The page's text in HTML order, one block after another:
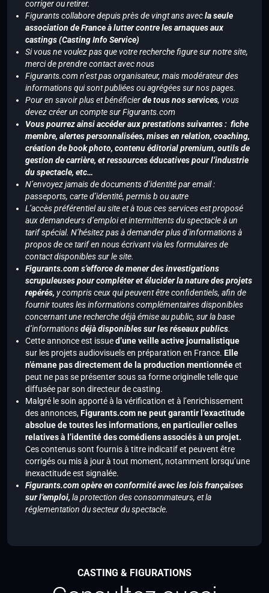
corriger ou retirer.
Figurants collabore depuis près de vingt ans avecla seule
association de France à lutter contre les arnaques aux
castings (Casting Info Service)
Si vous ne voulez pas que votre recherche figure sur notre site,
merci de prendre contact avec nous
Figurants.com n’est pas organisateur, mais modérateur des
informations qui sont publiées ou agrégées sur nos pages.
Pour en savoir plus et bénéficierde tous nos services, vous
devez créer un compte sur Figurants.com
Vous pourrez ainsi accéder aux prestations suivantes : fiche
membre, alertes personnalisées, mises en relation, coaching,
création de book photo, contenu éditorial premium, outils de
gestion de carrière, et ressources éducatives pour l’industrie
du spectacle, etc…
N’envoyez jamais de documents d’identité par email :
passeports, carte d’identité, permis b ou autre
L’accès préférentiel au site et à tous ces services est proposé
aux demandeurs d’emploi et intermittents du spectacle à un
tarif spécial. N’hésitez pas à demander plus d’informations à
propos de ce tarif en nous écrivant via les formulaires de
contact disponibles sur le site.
Figurants.com s’efforce de mener des investigations
scrupuleuses pour compléter et élucider la nature des projets
repérés, y compris ceux qui peuvent être confidentiels, afin de
fournir toutes les informations complémentaires disponibles
concernant une recherche déjà émise au public, sur la base
d’informationsdéjà disponibles sur les réseaux publics.
Cette annonce est issued’une veille active journalistique
sur les projets audiovisuels en préparation en France. Elle
n’émane pas directement de la production mentionnéeet
peut ne pas se présenter sous sa forme originelle telle que
diffusée par son directeur de casting.
Malgré le soin apporté à la vérification et à l’enrichissement
des annonces,Figurants.com ne peut garantir l’exactitude
absolue de toutes les informations, en particulier celles
relatives à l’identité des comédiens associés à un projet.
Ces contenus sont fournis à titre indicatif et peuvent être
corrigés ou mis à jour à tout moment, notamment lorsqu’une
inexactitude est signalée.
Figurants.com opère en conformité avec les lois françaises
sur l’emploi, la protection des consommateurs, et la
réglementation du secteur du spectacle.
CASTING & FIGURATIONS